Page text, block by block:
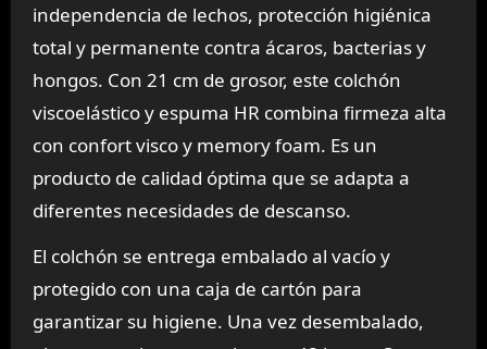
independencia de lechos, protección higiénica
total y permanente contra ácaros, bacterias y
hongos. Con 21 cm de grosor, este colchón
viscoelástico y espuma HR combina firmeza alta
con confort visco y memory foam. Es un
producto de calidad óptima que se adapta a
diferentes necesidades de descanso.
El colchón se entrega embalado al vacío y
protegido con una caja de cartón para
garantizar su higiene. Una vez desembalado,